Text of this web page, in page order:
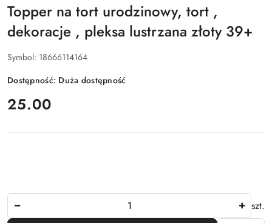
Topper na tort urodzinowy, tort ,
dekoracje , pleksa lustrzana złoty 39+
Symbol: 18666114164
Dostępność: Duża dostępność
cena:
25.00
szt.